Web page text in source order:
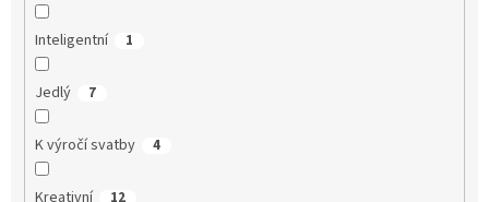
Inteligentní 1
Jedlý 7
K výročí svatby 4
Kreativní 12